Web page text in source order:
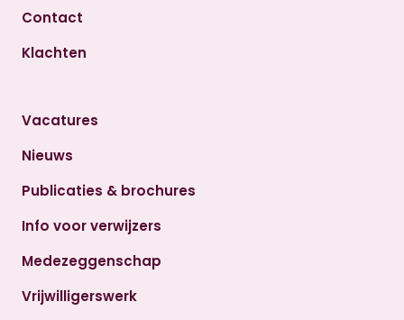
Contact
Klachten
Vacatures
Nieuws
Publicaties & brochures
Info voor verwijzers
Medezeggenschap
Vrijwilligerswerk